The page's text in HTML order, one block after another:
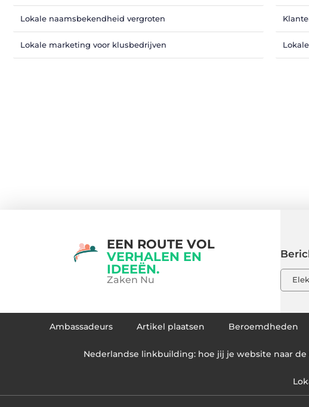
Lokale naamsbekendheid vergroten
Lokale marketing voor klusbedrijven
EEN ROUTE VOL
VERHALEN EN
IDEEËN.
Zaken Nu
Ambassadeurs Artikel plaatsen Beroemdheden
Nederlandse linkbuilding: hoe jij je website naar